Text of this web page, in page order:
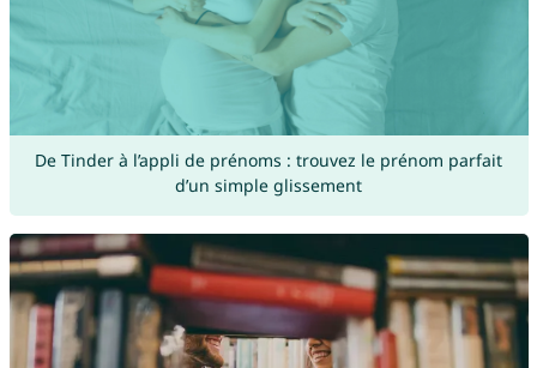
De Tinder à l’appli de prénoms : trouvez le prénom parfait
d’un simple glissement